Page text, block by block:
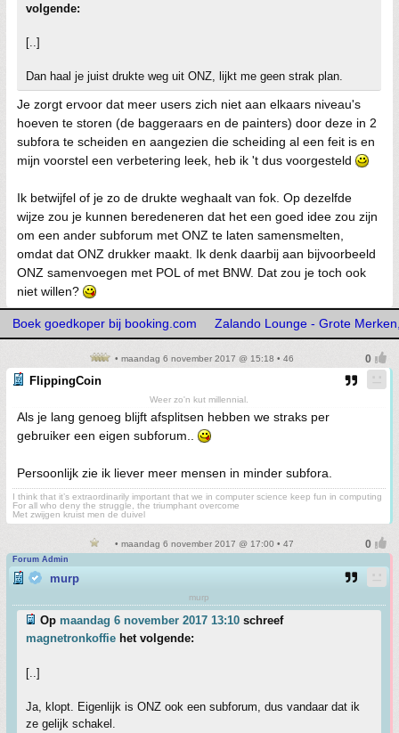
volgende:
[..]
Dan haal je juist drukte weg uit ONZ, lijkt me geen strak plan.
Je zorgt ervoor dat meer users zich niet aan elkaars niveau's
hoeven te storen (de baggeraars en de painters) door deze in 2
subfora te scheiden en aangezien die scheiding al een feit is en
mijn voorstel een verbetering leek, heb ik 't dus voorgesteld
Ik betwijfel of je zo de drukte weghaalt van fok. Op dezelfde
wijze zou je kunnen beredeneren dat het een goed idee zou zijn
om een ander subforum met ONZ te laten samensmelten,
omdat dat ONZ drukker maakt. Ik denk daarbij aan bijvoorbeeld
ONZ samenvoegen met POL of met BNW. Dat zou je toch ook
niet willen?
Boek goedkoper bij booking.com Zalando Lounge - Grote
• maandag 6 november 2017 @ 15:18 • 46
FlippingCoin
Weer zo'n kut millennial.
Als je lang genoeg blijft afsplitsen hebben we straks per
gebruiker een eigen subforum..
Persoonlijk zie ik liever meer mensen in minder subfora.
I think that it’s extraordinarily important that we in computer science keep fun in computing
For all who deny the struggle, the triumphant overcome
Met zwijgen kruist men de duivel
• maandag 6 november 2017 @ 17:00 • 47
Forum Admin
murp
murp
Op maandag 6 november 2017 13:10 schreef
magnetronkoffie het volgende:
[..]
Ja, klopt. Eigenlijk is ONZ ook een subforum, dus vandaar dat ik
ze gelijk schakel.